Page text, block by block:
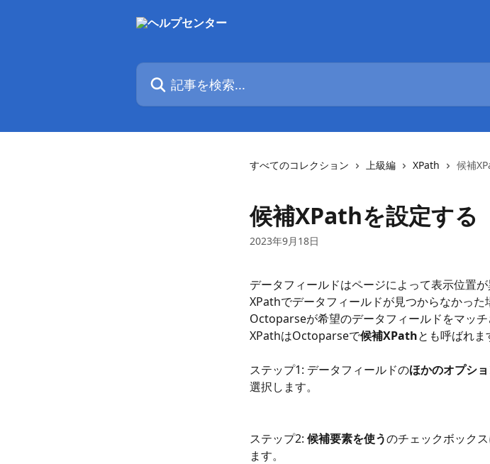
記事を検索...
すべてのコレクション 上級編 XPath 候補
候補XPathを設定する
2023年9月18日
データフィールドはページによって表示位置
XPathでデータフィールドが見つからなかった
Octoparseが希望のデータフィールドをマッ
XPathはOctoparseで候補XPathとも呼ばれま
ステップ1: データフィールドのほかのオプシ
選択します。
ステップ2: 候補要素を使うのチェックボックス
ます。